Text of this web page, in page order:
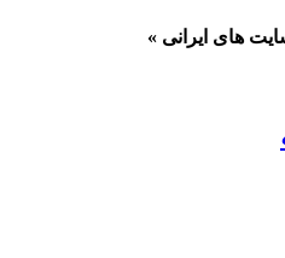
های ایرانی »